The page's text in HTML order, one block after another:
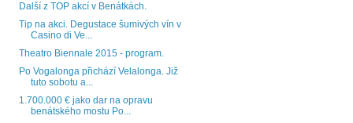
Další z TOP akcí v Benátkách.
Tip na akci. Degustace šumivých vín v
Casino di Ve...
Theatro Biennale 2015 - program.
Po Vogalonga přichází Velalonga. Již
tuto sobotu a...
1.700.000 € jako dar na opravu
benátského mostu Po...